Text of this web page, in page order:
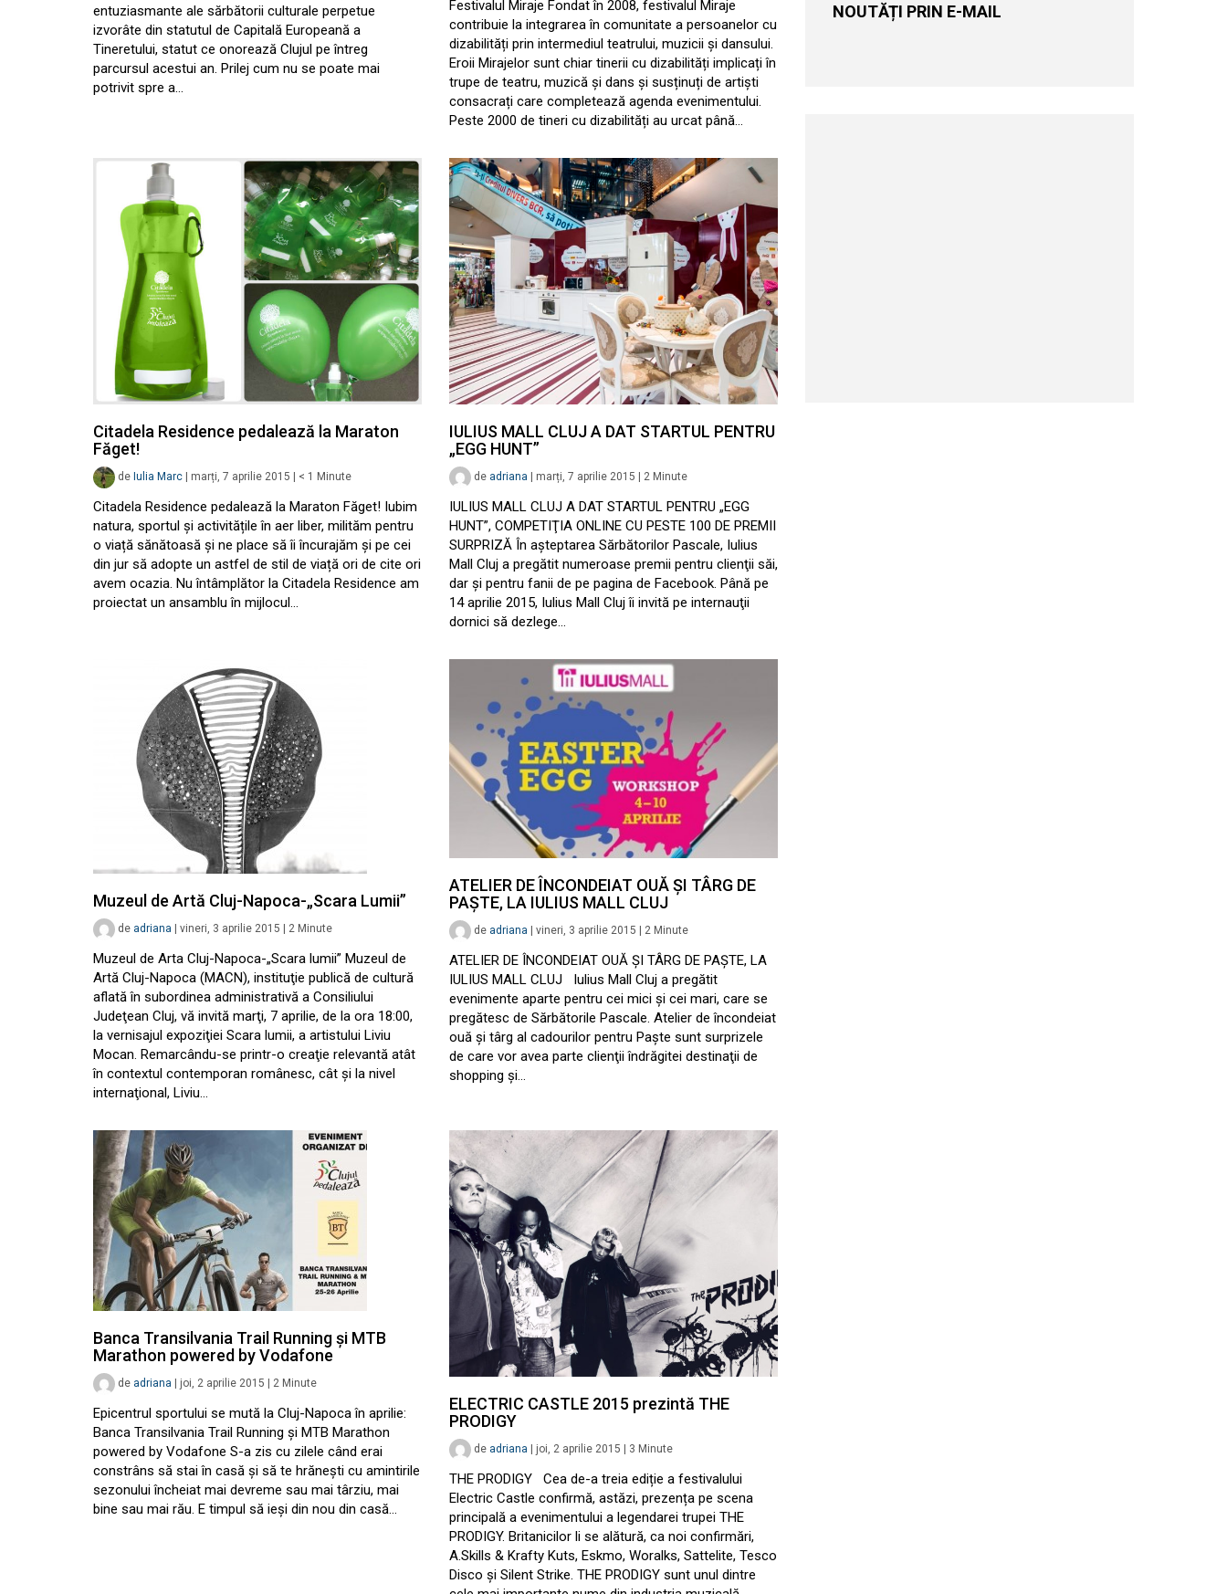
entuziasmante ale sărbătorii culturale perpetue
izvorâte din statutul de Capitală Europeană a
Tineretului, statut ce onorează Clujul pe întreg
parcursul acestui an. Prilej cum nu se poate mai
potrivit spre a…
Festivalul Miraje Fondat în 2008, festivalul Miraje
contribuie la integrarea în comunitate a persoanelor cu
dizabilități prin intermediul teatrului, muzicii și dansului.
Eroii Mirajelor sunt chiar tinerii cu dizabilități implicați în
trupe de teatru, muzică și dans și susținuți de artiști
consacrați care completează agenda evenimentului.
Peste 2000 de tineri cu dizabilități au urcat până…
Citadela Residence pedalează la Maraton
Făget!
de Iulia Marc marți, 7 aprilie 2015 < 1 Minute
Citadela Residence pedalează la Maraton Făget! Iubim
natura, sportul și activitățile în aer liber, milităm pentru
o viață sănătoasă și ne place să îi încurajăm și pe cei
din jur să adopte un astfel de stil de viață ori de cite ori
avem ocazia. Nu întâmplător la Citadela Residence am
proiectat un ansamblu în mijlocul…
IULIUS MALL CLUJ A DAT STARTUL PENTRU
„EGG HUNT”
de adriana marți, 7 aprilie 2015 2 Minute
IULIUS MALL CLUJ A DAT STARTUL PENTRU „EGG
HUNT”, COMPETIŢIA ONLINE CU PESTE 100 DE PREMII
SURPRIZĂ În aşteptarea Sărbătorilor Pascale, Iulius
Mall Cluj a pregătit numeroase premii pentru clienţii săi,
dar şi pentru fanii de pe pagina de Facebook. Până pe
14 aprilie 2015, Iulius Mall Cluj îi invită pe internauţii
dornici să dezlege…
Muzeul de Artă Cluj-Napoca-„Scara Lumii”
de adriana vineri, 3 aprilie 2015 2 Minute
Muzeul de Arta Cluj-Napoca-„Scara lumii” Muzeul de
Artă Cluj-Napoca (MACN), instituţie publică de cultură
aflată în subordinea administrativă a Consiliului
Judeţean Cluj, vă invită marţi, 7 aprilie, de la ora 18:00,
la vernisajul expoziţiei Scara lumii, a artistului Liviu
Mocan. Remarcându-se printr-o creaţie relevantă atât
în contextul contemporan românesc, cât şi la nivel
internaţional, Liviu…
ATELIER DE ÎNCONDEIAT OUĂ ŞI TÂRG DE
PAŞTE, LA IULIUS MALL CLUJ
de adriana vineri, 3 aprilie 2015 2 Minute
ATELIER DE ÎNCONDEIAT OUĂ ŞI TÂRG DE PAŞTE, LA
IULIUS MALL CLUJ Iulius Mall Cluj a pregătit
evenimente aparte pentru cei mici şi cei mari, care se
pregătesc de Sărbătorile Pascale. Atelier de încondeiat
ouă şi târg al cadourilor pentru Paşte sunt surprizele
de care vor avea parte clienţii îndrăgitei destinaţii de
shopping şi…
Banca Transilvania Trail Running și MTB
Marathon powered by Vodafone
de adriana joi, 2 aprilie 2015 2 Minute
Epicentrul sportului se mută la Cluj-Napoca în aprilie:
Banca Transilvania Trail Running și MTB Marathon
powered by Vodafone S-a zis cu zilele când erai
constrâns să stai în casă și să te hrănești cu amintirile
sezonului încheiat mai devreme sau mai târziu, mai
bine sau mai rău. E timpul să ieși din nou din casă…
ELECTRIC CASTLE 2015 prezintă THE
PRODIGY
de adriana joi, 2 aprilie 2015 3 Minute
THE PRODIGY Cea de-a treia ediție a festivalului
Electric Castle confirmă, astăzi, prezența pe scena
principală a evenimentului a legendarei trupei THE
PRODIGY. Britanicilor li se alătură, ca noi confirmări,
A.Skills & Krafty Kuts, Eskmo, Woralks, Sattelite, Tesco
Disco și Silent Strike. THE PRODIGY sunt unul dintre
NOUTĂȚI PRIN E-MAIL